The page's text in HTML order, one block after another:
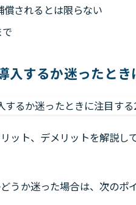
されるとは限らない
入するか迷ったと
ット、デメリットを解説
うか迷った場合は、次のポ